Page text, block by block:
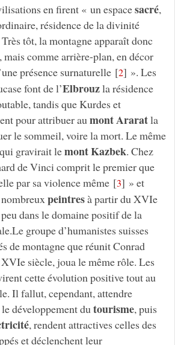
en firent « un espacesacré,
résidence de la divinité
tôt, la montagne apparaît donc
mais comme arrière-plan, en décor
présence surnaturelle[2] ». Les
font de l’Elbrouzla résidence
tandis que Kurdes et
pour attribuer au mont Araratla
le sommeil, voire la mort. Le même
gravirait lemont Kazbek. Chez
de Vinci comprit le premier que
par sa violence même[3] » et
peintresà partir du XVIe
dans le domaine positif de la
groupe d’humanistes suisses
de montagne que réunit Conrad
siècle, joua le même rôle. Les
cette évolution positive tout au
Il fallut, cependant, attendre
développement du tourisme, puis
, rendent attractives celles des
et déclenchent leur